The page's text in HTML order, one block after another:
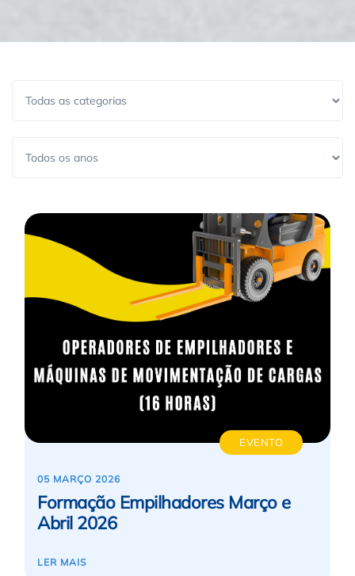
EVENTO
05 MARÇO 2026
Formação Empilhadores Março e
Abril 2026
LER MAIS